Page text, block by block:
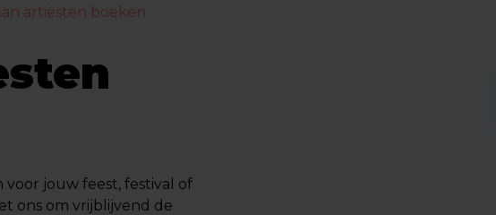
artiesten boeken
voor jouw feest, festival of
ons om vrijblijvend de